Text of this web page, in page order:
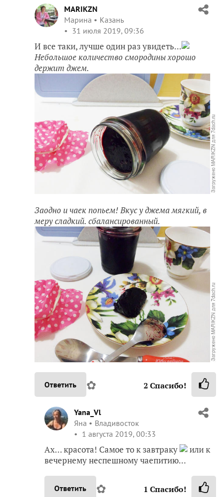
MARIKZN
Марина
Казань
31 июля 2019, 09:36
И все таки, лучше один раз увидеть...
Небольшое количество смородины хорошо
держит джем.
Заодно и чаек попьем! Вкус у джема мягкий, в
меру сладкий. сбалансированный.
Ответить ✿ 2 Спасибо!
Yana_Vl
Яна
Владивосток
1 августа 2019, 00:33
Ах… красота! Самое то к завтраку
или к
вечернему неспешному чаепитию…
Ответить ✿ 1 Спасибо!